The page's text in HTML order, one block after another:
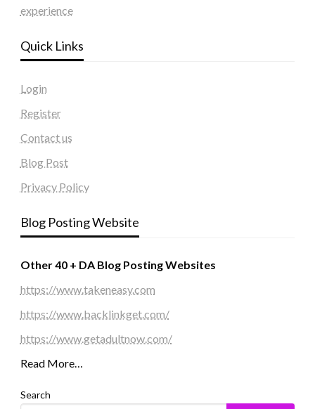
experience
Quick Links
Login
Register
Contact us
Blog Post
Privacy Policy
Blog Posting Website
Other 40 + DA Blog Posting Websites
https://www.takeneasy.com
https://www.backlinkget.com/
https://www.getadultnow.com/
Read More…
Search